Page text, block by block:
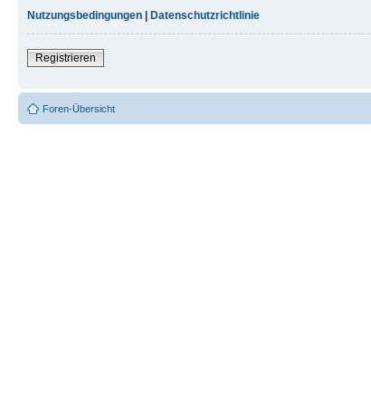
Nutzungsbedingungen
Datenschutzrichtlinie
Registrieren
Foren-Übersicht